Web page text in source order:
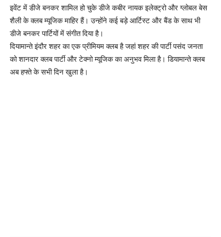
इवेंट में डीजे बनकर शामिल हो चुके डीजे कबीर नायक इलेक्ट्रो और ग्लोबल बेस
शैली के क्लब म्यूजिक माहिर हैं। उन्होंने कई बड़े आर्टिस्ट और बैंड के साथ भी
डीजे बनकर पार्टियों में संगीत दिया है।
दियामान्ते इंदौर शहर का एक प्रीमियम क्लब है जहां शहर की पार्टी पसंद जनता
को शानदार क्लब पार्टी और टेक्नो म्यूजिक का अनुभव मिला है। डियामान्ते क्लब
अब हफ्ते के सभी दिन खुला है।